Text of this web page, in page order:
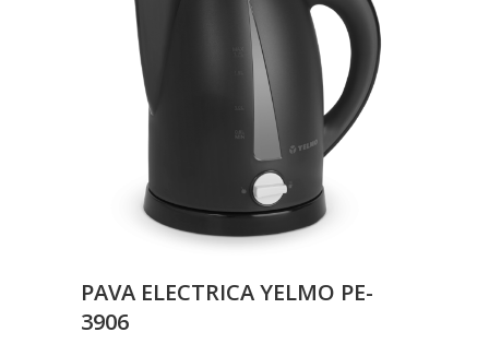
PAVA ELECTRICA YELMO PE-
3906